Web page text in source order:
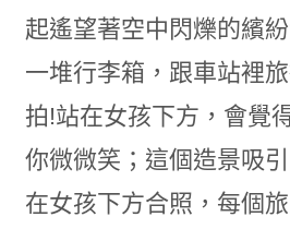
起遙望著空中閃爍的繽
一堆行李箱，跟車站裡
拍!站在女孩下方，會覺
你微微笑；這個造景吸
在女孩下方合照，每個